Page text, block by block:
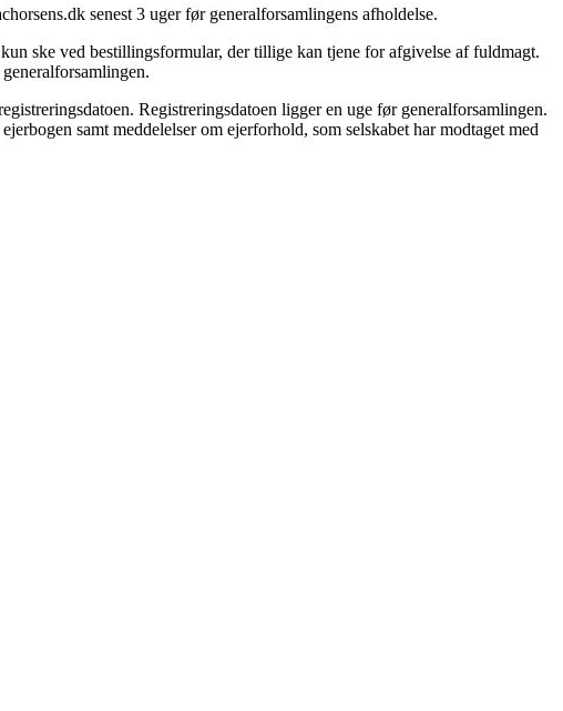
senest 3 uger før generalfor­samlingens afholdelse.
ske ved bestillingsformular, der tillige kan tjene for afgivelse af fuldmagt.
Registreringsdatoen ligger en uge før generalforsamlingen.
samt meddelelser om ejerforhold, som selskabet har modtaget med